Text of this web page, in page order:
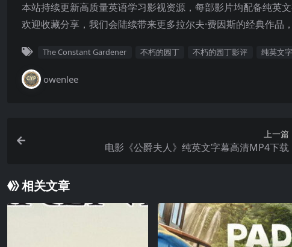
本站持续更新高质量英语学习影视资源，每部影片均配备纯英
欢迎收藏分享，我们会陆续带来更多拉尔夫·费因斯的经典作品
The Constant Gardener 不朽的园丁 不朽的园丁影评 纯英文
owenlee
上一篇
电影《公爵夫人》纯英文字幕高清MP4下载
相关文章